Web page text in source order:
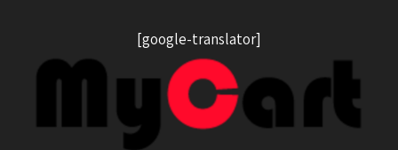
[google-translator]